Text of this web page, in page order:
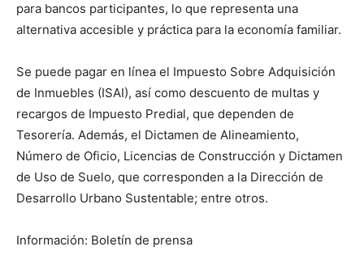
para bancos participantes, lo que representa una
alternativa accesible y práctica para la economía familiar.
Se puede pagar en línea el Impuesto Sobre Adquisición
de Inmuebles (ISAI), así como descuento de multas y
recargos de Impuesto Predial, que dependen de
Tesorería. Además, el Dictamen de Alineamiento,
Número de Oficio, Licencias de Construcción y Dictamen
de Uso de Suelo, que corresponden a la Dirección de
Desarrollo Urbano Sustentable; entre otros.
Información: Boletín de prensa